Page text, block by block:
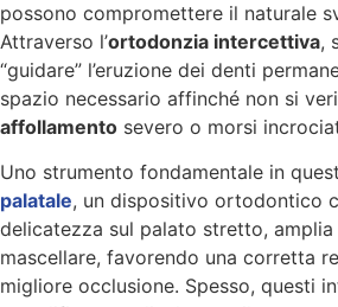
possono compromettere il naturale
Attraverso l’ortodonzia intercettiva,
“guidare” l’eruzione dei denti
spazio necessario affinché non si
affollamento severo o morsi
Uno strumento fondamentale in
palatale, un dispositivo ortodontico
delicatezza sul palato stretto, amplia
mascellare, favorendo una corretta
migliore occlusione. Spesso, questi